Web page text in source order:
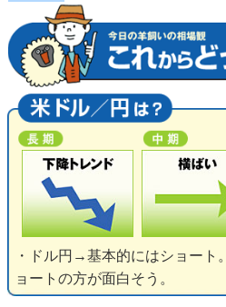
・ドル円→基本的にはショート
ョートの方が面白そう。